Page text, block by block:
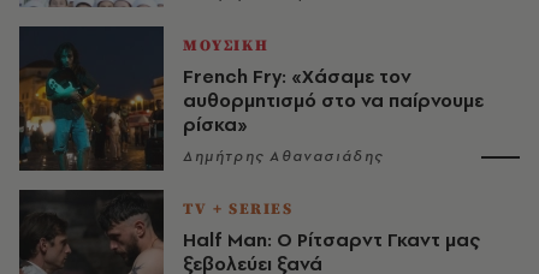
ΜΟΥΣΙΚΗ
French Fry: «Χάσαμε τον
αυθορμητισμό στο να παίρνουμε
ρίσκα»
Δημήτρης Αθανασιάδης
TV + SERIES
Half Man: Ο Ρίτσαρντ Γκαντ μας
ξεβολεύει ξανά